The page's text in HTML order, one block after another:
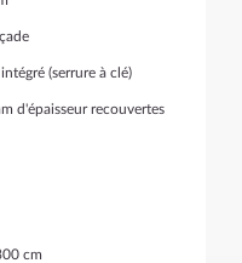
(serrure à clé)
d'épaisseur recouvertes
cm